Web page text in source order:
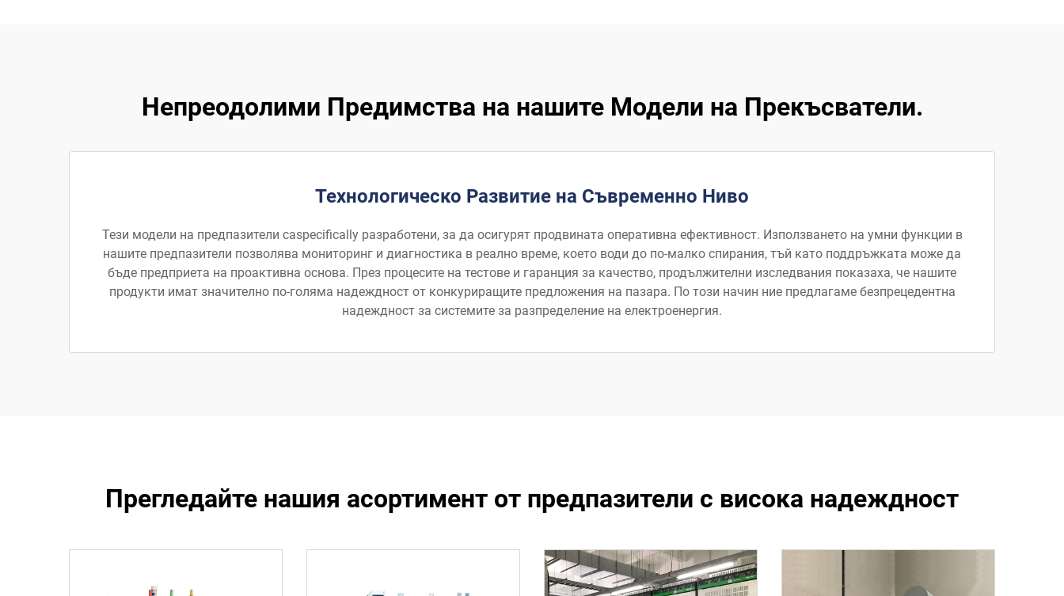
Непреодолими Предимства на нашите Модели на Прекъсватели.
Технологическо Развитие на Съвременно Ниво
Тези модели на предпазители саspecifically разработени, за да осигурят продвината оперативна ефективност. Използването на умни функции в
нашите предпазители позволява мониторинг и диагностика в реално време, което води до по-малко спирания, тъй като поддръжката може да
бъде предприета на проактивна основа. През процесите на тестове и гаранция за качество, продължителни изследвания показаха, че нашите
продукти имат значително по-голяма надеждност от конкуриращите предложения на пазара. По този начин ние предлагаме безпрецедентна
надеждност за системите за разпределение на електроенергия.
Прегледайте нашия асортимент от предпазители с висока надеждност